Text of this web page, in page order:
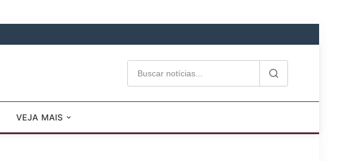
VEJA MAIS